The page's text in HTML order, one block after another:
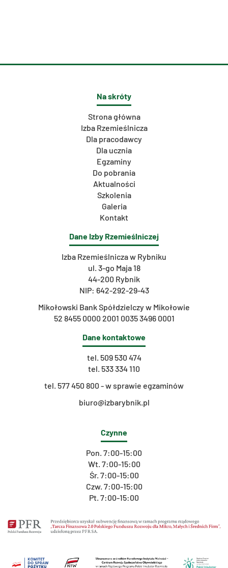
Na skróty
Strona główna
Izba Rzemieślnicza
Dla pracodawcy
Dla ucznia
Egzaminy
Do pobrania
Aktualności
Szkolenia
Galeria
Kontakt
Dane Izby Rzemieślniczej
Izba Rzemieślnicza w Rybniku
ul. 3-go Maja 18
44-200 Rybnik
NIP: 642-292-29-43
Mikołowski Bank Spółdzielczy w Mikołowie
52 8455 0000 2001 0035 3496 0001
Dane kontaktowe
tel. 509 530 474
tel. 533 334 110
tel. 577 450 800 - w sprawie egzaminów
biuro@izbarybnik.pl
Czynne
Pon. 7:00-15:00
Wt. 7:00-15:00
Śr. 7:00-15:00
Czw. 7:00-15:00
Pt. 7:00-15:00